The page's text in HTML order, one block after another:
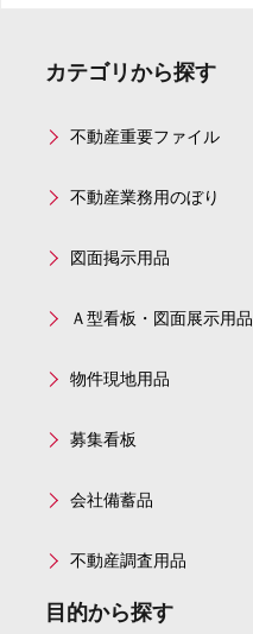
カテゴリから探す
不動産重要ファイル
不動産業務用のぼり
図面掲示用品
Ａ型看板・図面展示用品
物件現地用品
募集看板
会社備蓄品
不動産調査用品
目的から探す